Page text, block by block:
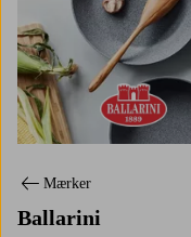
Ballarini
Mærker
Ballarini